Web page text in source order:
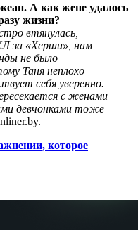
А как жене удалось
жизни?
втянулась,
за «Херши», нам
не было
Таня неплохо
себя уверенно.
с женами
девчонками тоже
которое